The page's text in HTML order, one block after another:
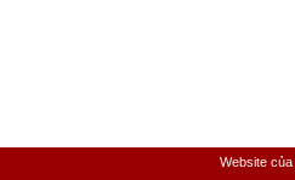
Website